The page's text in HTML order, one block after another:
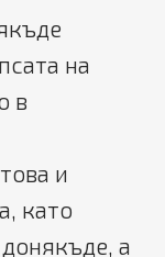
на
в
и
като
а